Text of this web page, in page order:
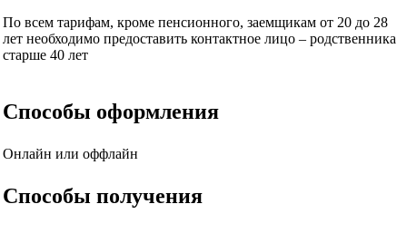
По всем тарифам, кроме пенсионного, заемщикам от 20 до 28
лет необходимо предоставить контактное лицо – родственника
старше 40 лет
Способы оформления
Онлайн или оффлайн
Способы получения